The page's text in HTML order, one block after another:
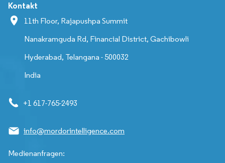
Kontakt
11th Floor, Rajapushpa Summit
Nanakramguda Rd, Financial District, Gachibowli
Hyderabad, Telangana - 500032
India
+1 617-765-2493
info@mordorintelligence.com
Medienanfragen: